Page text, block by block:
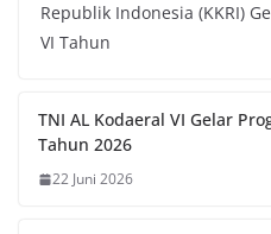
Republik Indonesia (KKRI)
VI Tahun
TNI AL Kodaeral VI Gelar
Tahun 2026
22 Juni 2026